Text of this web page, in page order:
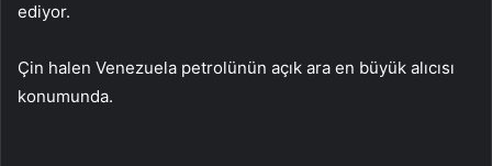
ediyor.
Çin halen Venezuela petrolünün açık ara en büyük alıcısı
konumunda.